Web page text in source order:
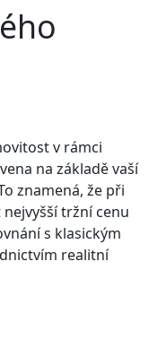
v rámci
na základě vaší
znamená, že při
tržní cenu
s klasickým
realitní